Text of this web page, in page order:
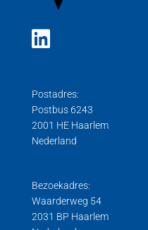
Postadres:
Postbus 6243
2001 HE Haarlem
Nederland
Bezoekadres:
Waarderweg 54
2031 BP Haarlem